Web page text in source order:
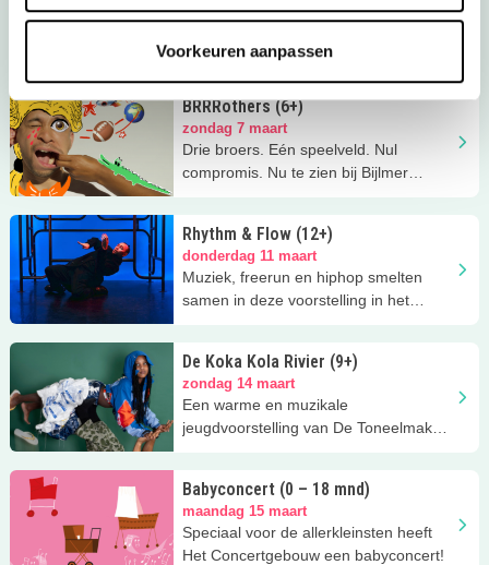
Voorkeuren aanpassen
Beleef de vrolijke familiemusical Mees
Kees – De husselrace bij Meervaart!
BRRRothers (6+)
zondag 7 maart
Drie broers. Eén speelveld. Nul
compromis. Nu te zien bij Bijlmer
Rhythm & Flow (12+)
donderdag 11 maart
Muziek, freerun en hiphop smelten
samen in deze voorstelling in het
De Koka Kola Rivier (9+)
zondag 14 maart
Een warme en muzikale
jeugdvoorstelling van De Toneelmakerij
Babyconcert (0 – 18 mnd)
maandag 15 maart
Speciaal voor de allerkleinsten heeft
Het Concertgebouw een babyconcert!